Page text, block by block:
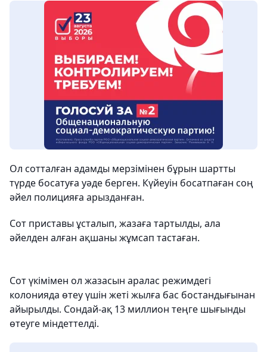
Ол сотталған адамды мерзімінен бұрын шартты
түрде босатуға уәде берген. Күйеуін босатпаған соң
әйел полицияға арызданған.
Сот приставы ұсталып, жазаға тартылды, ала
әйелден алған ақшаны жұмсап тастаған.
Сот үкімімен ол жазасын аралас режимдегі
колонияда өтеу үшін жеті жылға бас бостандығынан
айырылды. Сондай-ақ 13 миллион теңге шығынды
өтеуге міндеттелді.